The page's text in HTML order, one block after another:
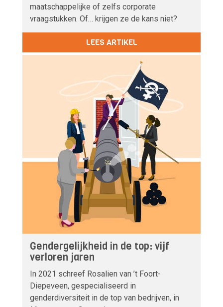
maatschappelijke of zelfs corporate
vraagstukken. Of… krijgen ze de kans niet?
LEES ARTIKEL
Gendergelijkheid in de top: vijf
verloren jaren
In 2021 schreef Rosalien van ’t Foort-
Diepeveen, gespecialiseerd in
genderdiversiteit in de top van bedrijven, in